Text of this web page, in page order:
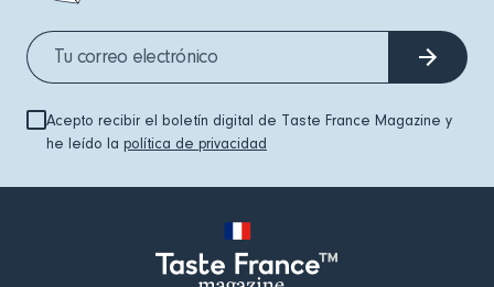
Acepto recibir el boletín digital de Taste France Magazine y
he leído la política de privacidad